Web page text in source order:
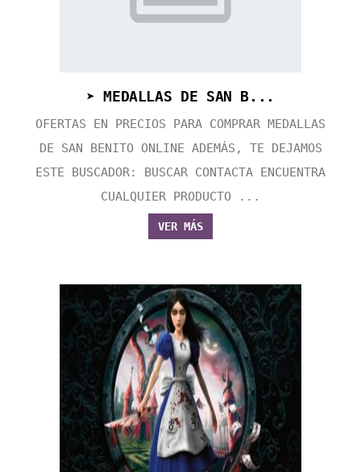
➤ MEDALLAS DE SAN B...
OFERTAS EN PRECIOS PARA COMPRAR MEDALLAS
DE SAN BENITO ONLINE ADEMÁS, TE DEJAMOS
ESTE BUSCADOR: BUSCAR CONTACTA ENCUENTRA
CUALQUIER PRODUCTO ...
VER MÁS